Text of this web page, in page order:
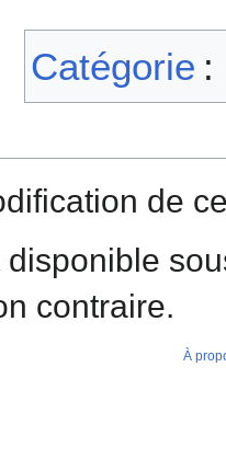
Catégorie :
de
disponible
contraire.
À